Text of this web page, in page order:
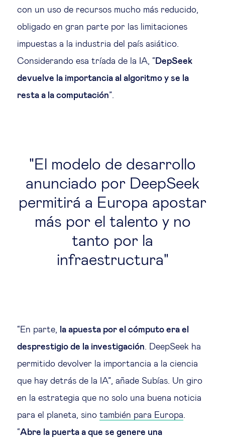
con un uso de recursos mucho más reducido,
obligado en gran parte por las limitaciones
impuestas a la industria del país asiático.
Considerando esa tríada de la IA, “ DepSeek
devuelve la importancia al algoritmo y se la
resta a la computación”.
El modelo de desarrollo
anunciado por DeepSeek
permitirá a Europa apostar
más por el talento y no
tanto por la
infraestructura
“En parte, la apuesta por el cómputo era el
desprestigio de la investigación. DeepSeek ha
permitido devolver la importancia a la ciencia
que hay detrás de la IA”, añade Subías. Un giro
en la estrategia que no solo una buena noticia
para el planeta, sino también para Europa.
“Abre la puerta a que se genere una